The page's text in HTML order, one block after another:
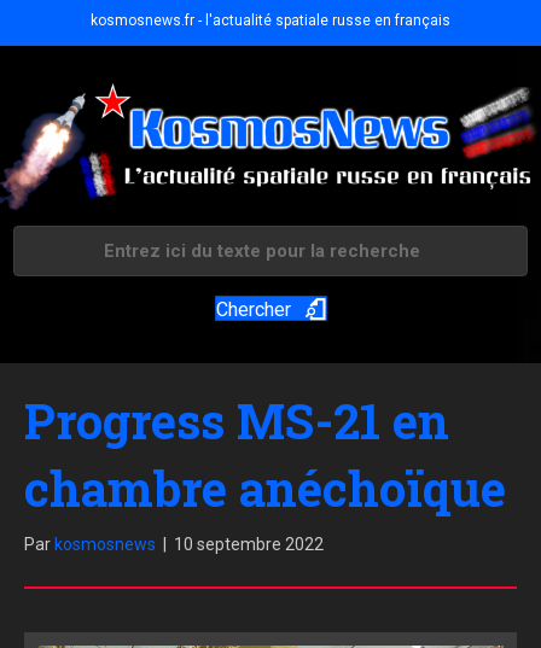
kosmosnews.fr - l'actualité spatiale russe en français
Chercher
Progress MS-21 en
chambre anéchoïque
Par kosmosnews 10 septembre 2022